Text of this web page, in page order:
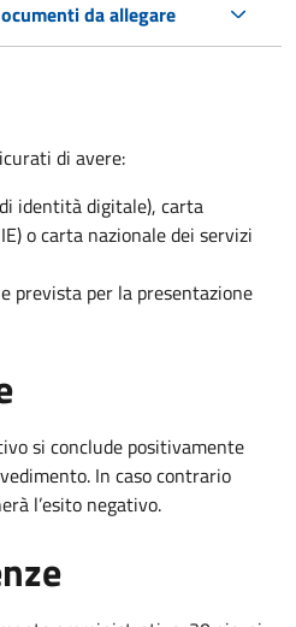
da allegare
di avere:
identità digitale), carta
o carta nazionale dei servizi
prevista per la presentazione
si conclude positivamente
In caso contrario
l’esito negativo.